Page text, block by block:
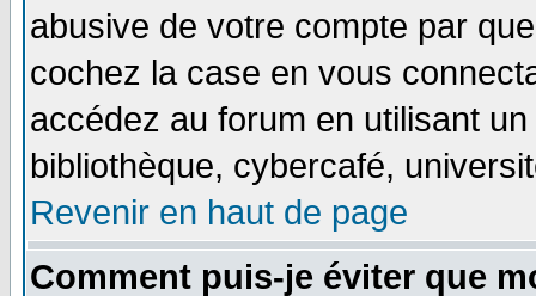
abusive de votre compte par
cochez la case en vous
accédez au forum en utilisant
bibliothèque, cybercafé,
Revenir en haut de page
Comment puis-je éviter que